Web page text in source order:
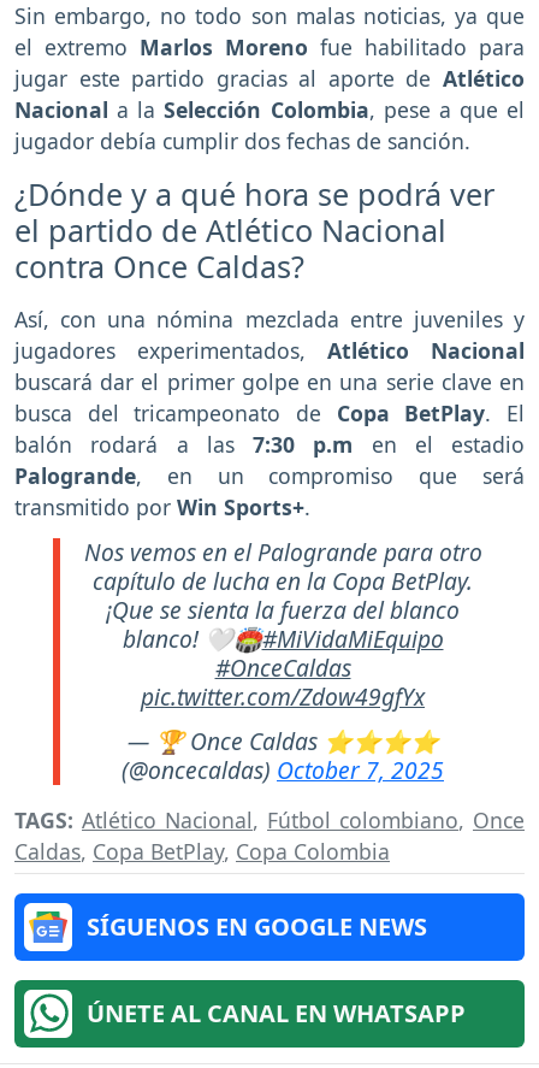
Sin embargo, no todo son malas noticias, ya que
el extremo Marlos Moreno fue habilitado para
jugar este partido gracias al aporte de Atlético
Nacionala laSelección Colombia, pese a que el
jugador debía cumplir dos fechas de sanción.
¿Dónde y a qué hora se podrá ver
el partido de Atlético Nacional
contra Once Caldas?
Así, con una nómina mezclada entre juveniles y
jugadores experimentados, Atlético Nacional
buscará dar el primer golpe en una serie clave en
busca del tricampeonato de Copa BetPlay. El
balón rodará a las 7:30 p.m en el estadio
Palogrande, en un compromiso que será
transmitido por Win Sports+.
Nos vemos en el Palogrande para otro
capítulo de lucha en la Copa BetPlay.
¡Que se sienta la fuerza del blanco
blanco! 🤍🏟️#MiVidaMiEquipo
#OnceCaldas
pic.twitter.com/Zdow49gfYx
— 🏆 Once Caldas ⭐️⭐️⭐️⭐️
(@oncecaldas) October 7, 2025
TAGS: Atlético Nacional, Fútbol colombiano, Once
Caldas, Copa BetPlay, Copa Colombia
SÍGUENOS EN GOOGLE NEWS
ÚNETE AL CANAL EN WHATSAPP